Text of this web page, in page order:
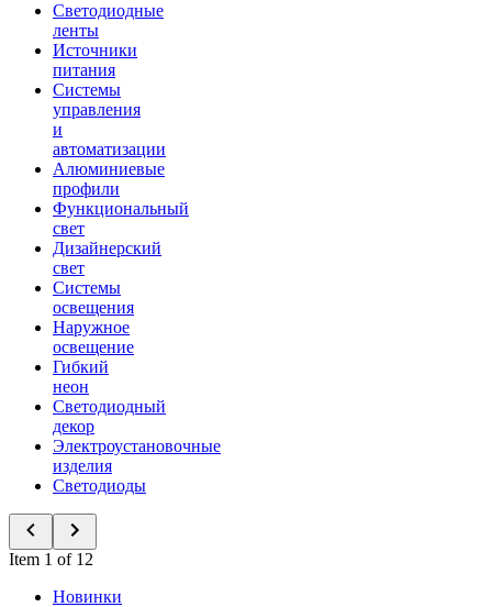
Светодиодные
ленты
Источники
питания
Системы
управления
и
автоматизации
Алюминиевые
профили
Функциональный
свет
Дизайнерский
свет
Системы
освещения
Наружное
освещение
Гибкий
неон
Светодиодный
декор
Электроустановочные
изделия
Светодиоды
Item 1 of 12
Новинки